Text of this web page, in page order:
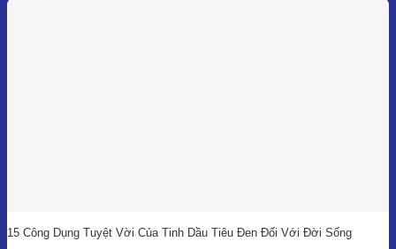
cứu, nguyên liệu, công thức
15 Công Dụng Tuyệt Vời Của Tinh Dầu Tiêu Đen Đối Với Đời Sống